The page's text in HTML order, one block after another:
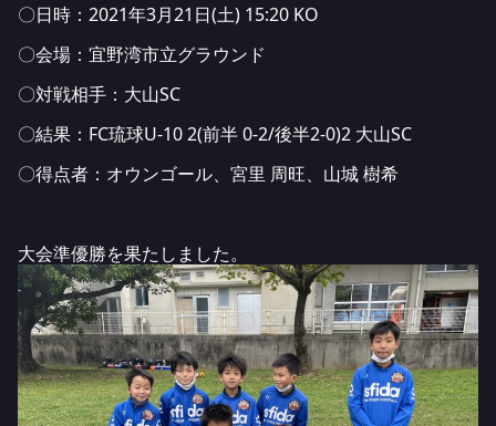
〇日時：2021年3月21日(土) 15:20 KO
〇会場：宜野湾市立グラウンド
〇対戦相手：大山SC
〇結果：FC琉球U-10 2(前半 0-2/後半2-0)2 大山SC
〇得点者：オウンゴール、宮里 周旺、山城 樹希
大会準優勝を果たしました。